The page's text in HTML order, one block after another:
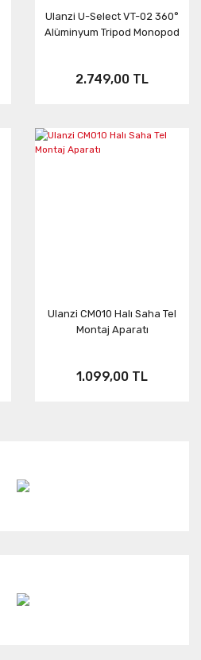
Ulanzi U-Select VT-02 360°
Alüminyum Tripod Monopod
2.749,00 TL
Ulanzi CM010 Halı Saha Tel
Montaj Aparatı
1.099,00 TL